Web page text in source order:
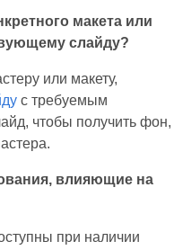
макета или
слайду?
или макету,
с требуемым
чтобы получить фон,
влияющие на
при наличии